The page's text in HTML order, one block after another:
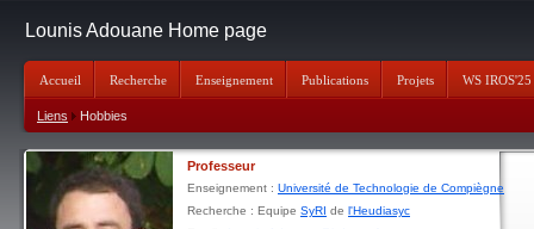
Accueil Recherche Enseignement Publications Projets WS IROS'25
Liens Hobbies
Lounis Adouane Home page
Professeur
Enseignement : Université de Technologie de Compiègne
Recherche : Equipe SyRI de l'Heudiasyc